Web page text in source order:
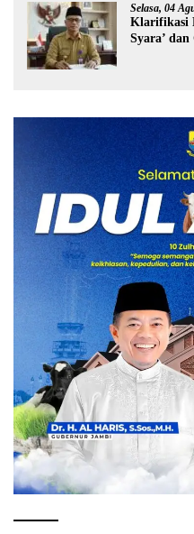
Selasa, 04
Klarifikasi
Syara’